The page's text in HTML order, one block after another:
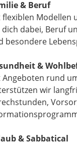
& Beruf
flexiblen Modellen
dabei, Beruf
besondere
&
Angeboten rund
wir
& Sabbatical